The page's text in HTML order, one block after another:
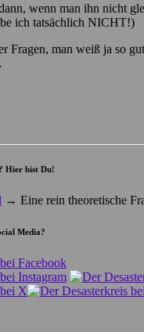
wenn man ihn nicht
ich tatsächlich NICHT!)
Fragen, man weiß ja so
Hier bist Du!
→ Eine rein theoretische
Media?